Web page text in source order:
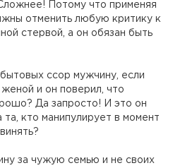
Потому что применяя
отменить любую критику к
стервой, а он обязан быть
ссор мужчину, если
женой и он поверил, что
Да запросто! И это он
кто манипулирует в момент
за чужую семью и не своих